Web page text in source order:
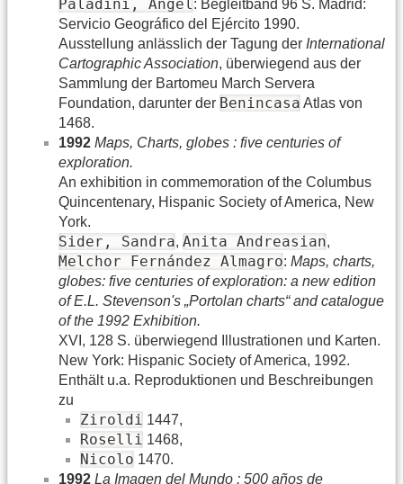
Paladini, Angel: Begleitband 96 S. Madrid:
Servicio Geográfico del Ejército 1990.
Ausstellung anlässlich der Tagung der International
Cartographic Association, überwiegend aus der
Sammlung der Bartomeu March Servera
Foundation, darunter der Benincasa Atlas von
1468.
1992 Maps, Charts, globes : five centuries of
exploration.
An exhibition in commemoration of the Columbus
Quincentenary, Hispanic Society of America, New
York.
Sider, Sandra, Anita Andreasian,
Melchor Fernández Almagro: Maps, charts,
globes: five centuries of exploration: a new edition
of E.L. Stevenson's „Portolan charts“ and catalogue
of the 1992 Exhibition.
XVI, 128 S. überwiegend Illustrationen und Karten.
New York: Hispanic Society of America, 1992.
Enthält u.a. Reproduktionen und Beschreibungen
zu
Ziroldi 1447,
Roselli 1468,
Nicolo 1470.
1992 La Imagen del Mundo : 500 años de